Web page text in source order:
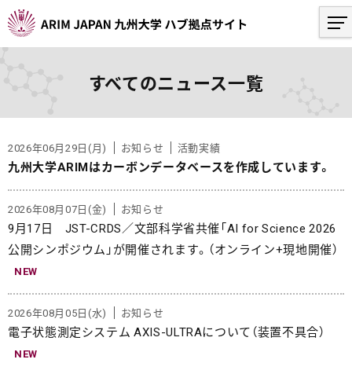
すべてのニュース一覧
2026年06月29日(月) お知らせ 活動実績
九州大学ARIMはカーボンデータベースを作成しています。
2026年08月07日(金) お知らせ
9月17日 JST-CRDS／文部科学省共催「AI for Science 2026
公開シンポジウム」が開催されます。（オンライン+現地開催）
NEW
2026年08月05日(水) お知らせ
電子状態測定システム AXIS-ULTRAについて（装置不具合）
NEW